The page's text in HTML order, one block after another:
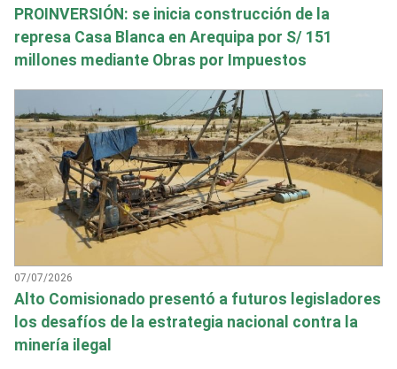
PROINVERSIÓN: se inicia construcción de la
represa Casa Blanca en Arequipa por S/ 151
millones mediante Obras por Impuestos
07/07/2026
Alto Comisionado presentó a futuros legisladores
los desafíos de la estrategia nacional contra la
minería ilegal